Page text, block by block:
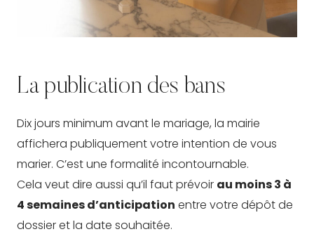
La publication des bans
Dix jours minimum avant le mariage, la mairie
affichera publiquement votre intention de vous
marier. C’est une formalité incontournable.
Cela veut dire aussi qu’il faut prévoir au moins 3 à
4 semaines d’anticipation entre votre dépôt de
dossier et la date souhaitée.